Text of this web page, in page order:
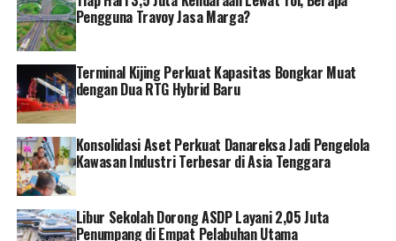
off sirkuit, atau aspal luar tikungan ke-15 dan 16,
dihadirkan di salah satu area kedatangan Lombok Praya.
Di posisi dekat pintu keluar gedung bandara, Pertamina
juga menghadirkan Official Booth yang menghadirkan
sejumlah produk berkualitas Pertamina seperti Jersey,
menikmati aneka promo dan hadiah menarik di booth
ini.
VP Corporate Communication Pertamina, Fadjar Djoko
Santoso mengungkapkan, kehadiran Pertamina dalam
Pengguna Travoy Jasa Marga?
Terminal Kijing Perkuat Kapasitas Bongkar Muat
dengan Dua RTG Hybrid Baru
Konsolidasi Aset Perkuat Danareksa Jadi Pengelola
Kawasan Industri Terbesar di Asia Tenggara
Libur Sekolah Dorong ASDP Layani 2,05 Juta
Penumpang di Empat Pelabuhan Utama